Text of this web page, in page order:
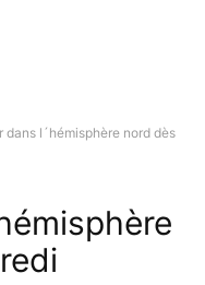
dans l´hémisphère nord dès